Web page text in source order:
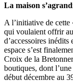
La maison
A l’initiative de
qui voulaient offrir
d’accessoires
espace s’est
Croix de la
boutiques, dont
début décembre au